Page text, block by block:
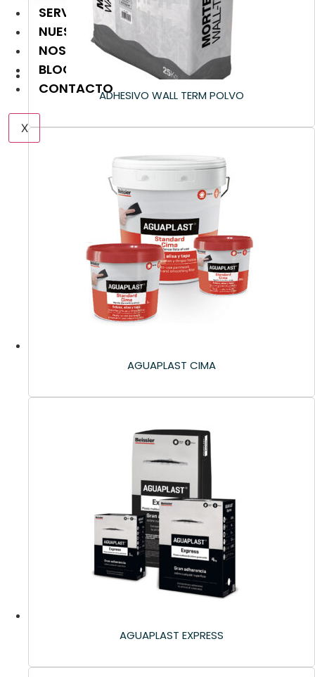
SERVICIOS
NUESTRAS MARCAS
NOSOTROS
BLOG
CONTACTO
X
ADHESIVO WALL TERM POLVO
AGUAPLAST CIMA
AGUAPLAST EXPRESS